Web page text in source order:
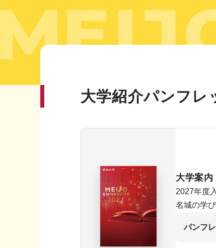
大学紹介パンフレ
大学案内
2027年度
名城の学
パンフ